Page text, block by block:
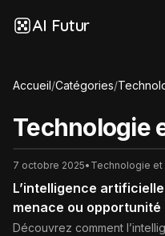
AI Futur
Accueil/Catégories/
Technologie
7 octobre 2025• Technologie
L’intelligence
menace ou opportunité
Découvrez comment